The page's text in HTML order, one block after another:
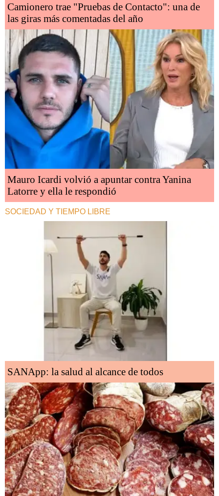
Camionero trae "Pruebas de Contacto": una de
las giras más comentadas del año
Mauro Icardi volvió a apuntar contra Yanina
Latorre y ella le respondió
SOCIEDAD Y TIEMPO LIBRE
SANApp: la salud al alcance de todos